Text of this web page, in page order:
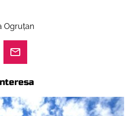
Ogruțan